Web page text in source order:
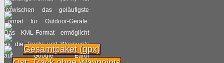
17.07
2014
Start zur NRW-Radtour
Radpilot.de
inzwischen das geläufigste
Format für Outdoor-Geräte.
Das KML-Format ermöglicht
es, die Tracks und Waypoints
auf Google Earth
Gesamtpaket (gpx)